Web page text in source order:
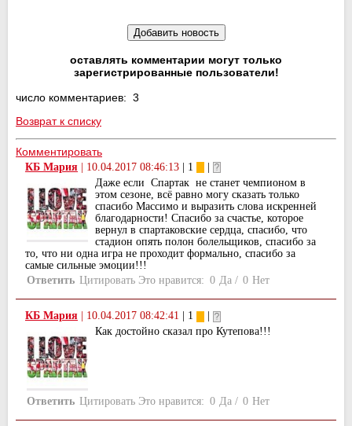
оставлять комментарии могут только
зарегистрированные пользователи!
число комментариев: 3
Возврат к списку
Комментировать
КБ Мария | 10.04.2017 08:46:13 | 1
|
Даже если Спартак не станет чемпионом в
этом сезоне, всё равно могу сказать только
спасибо Массимо и выразить слова искренней
благодарности! Спасибо за счастье, которое
вернул в спартаковские сердца, спасибо, что
стадион опять полон болельщиков, спасибо за
то, что ни одна игра не проходит формально, спасибо за
самые сильные эмоции!!!
Ответить Цитировать Это нравится: 0 Да / 0 Нет
КБ Мария 10.04.2017 08:42:41 | 1
Как достойно сказал про Кутепова!!!
Ответить Цитировать Это нравится: 0 Да / 0 Нет